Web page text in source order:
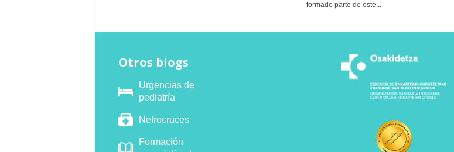
formado parte de este...
Otros blogs
Urgencias de
pediatría
Nefrocruces
Formación